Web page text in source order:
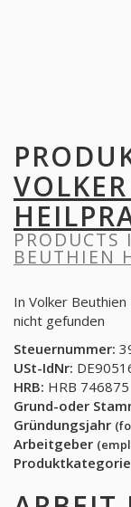
BEUTHIEN
In Volker
nicht gefunden
Steuernummer:
USt-IdNr:
HRB: HRB 746875
Grund-oder
Gründungsjahr
Arbeitgeber
Produktkategorie